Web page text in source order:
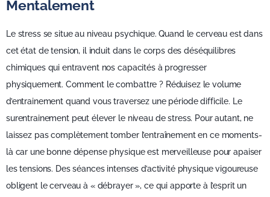
Mentalement
Le stress se situe au niveau psychique. Quand le cerveau est dans
cet état de tension, il induit dans le corps des déséquilibres
chimiques qui entravent nos capacités à progresser
physiquement. Comment le combattre ? Réduisez le volume
d’entrainement quand vous traversez une période difficile. Le
surentrainement peut élever le niveau de stress. Pour autant, ne
laissez pas complètement tomber l’entraînement en ce moments-
là car une bonne dépense physique est merveilleuse pour apaiser
les tensions. Des séances intenses d’activité physique vigoureuse
obligent le cerveau à « débrayer », ce qui apporte à l’esprit un